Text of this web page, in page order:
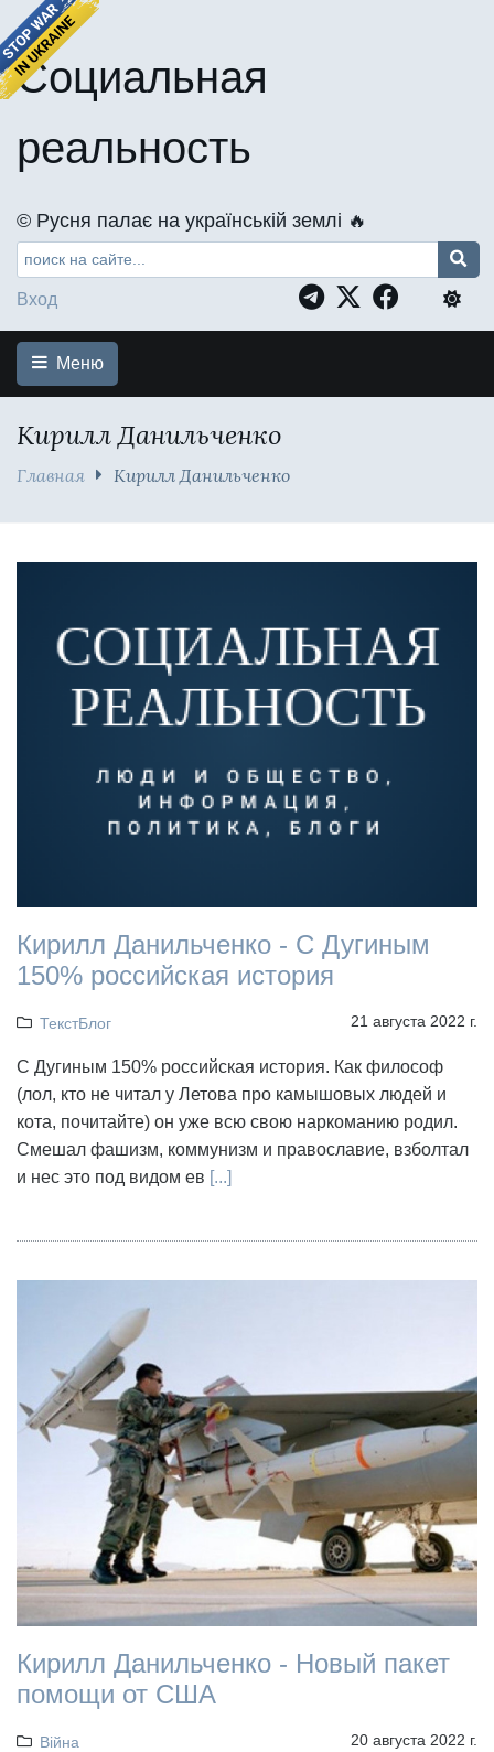
Социальная
реальность
©️ Русня палає на українській землі 🔥
Вход
Меню
Кирилл Данильченко
Главная Кирилл Данильченко
Кирилл Данильченко - С Дугиным
150% российская история
ТекстБлог 21 августа 2022 г.
С Дугиным 150% российская история. Как философ
(лол, кто не читал у Летова про камышовых людей и
кота, почитайте) он уже всю свою наркоманию родил.
Смешал фашизм, коммунизм и православие, взболтал
и нес это под видом ев [...]
Кирилл Данильченко - Новый пакет
помощи от США
Війна 20 августа 2022 г.